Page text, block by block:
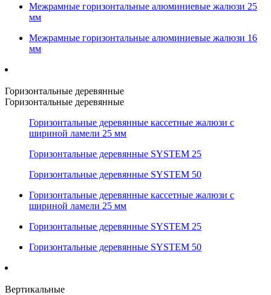
Межрамные горизонтальные алюминиевые жалюзи 25
мм
Межрамные горизонтальные алюминиевые жалюзи 16
мм
Горизонтальные деревянные
Горизонтальные деревянные
Горизонтальные деревянные кассетные жалюзи с
шириной ламели 25 мм
Горизонтальные деревянные SYSTEM 25
Горизонтальные деревянные SYSTEM 50
Горизонтальные деревянные кассетные жалюзи с
шириной ламели 25 мм
Горизонтальные деревянные SYSTEM 25
Горизонтальные деревянные SYSTEM 50
Вертикальные